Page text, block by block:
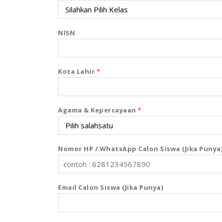
NISN
Kota Lahir *
Agama & Kepercayaan *
Nomor HP / WhatsApp Calon Siswa (Jika
Email Calon Siswa (Jika Punya)